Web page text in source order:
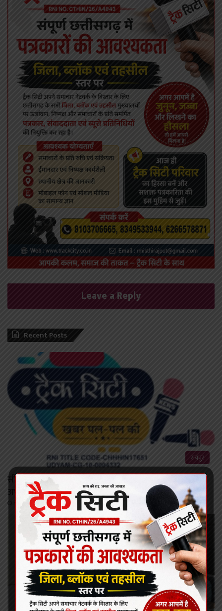
Leave a Reply
Recent Posts
रायपुर
सीजी पीएससी द्वारा एस आई भर्ती परीक्षा :सोशल मीडिया पर
अभ्यर्थियों के नामों को लेकर फैलाई जा रही अफवाहें
August 6, 2026